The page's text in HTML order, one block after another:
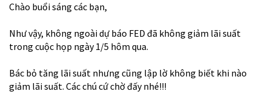
Chào buổi sáng các bạn,
Như vậy, không ngoài dự báo FED đã không giảm lãi suất
trong cuộc họp ngày 1/5 hôm qua.
Bác bỏ tăng lãi suất nhưng cũng lập lờ không biết khi nào
giảm lãi suất. Các chú cứ chờ đấy nhé!!!